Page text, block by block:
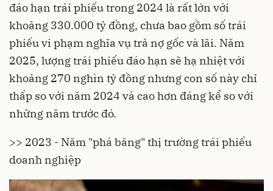
đáo hạn trái phiếu trong 2024 là rất lớn với
khoảng 330.000 tỷ đồng, chưa bao gồm số trái
phiếu vi phạm nghĩa vụ trả nợ gốc và lãi. Năm
2025, lượng trái phiếu đáo hạn sẽ hạ nhiệt với
khoảng 270 nghìn tỷ đồng nhưng con số này chỉ
thấp so với năm 2024 và cao hơn đáng kể so với
những năm trước đó.
>> 2023 - Năm "phá băng" thị trường trái phiếu
doanh nghiệp